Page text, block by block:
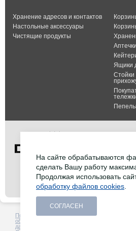
Хранение адресов и контактов
Настольные аксессуары
Чистящие продукты
Аптечки
Ящики
Стойки
Тел.: +7 (495) 232-07-42
Факс: +7 (495) 232-07-42
E-mail:info@durable-
Политика в отношении
обработки персональных
данных
На сайте обрабатываются
сделать Вашу работу
Продолжая использовать
обработку файлов cookies
СОГЛАСЕН